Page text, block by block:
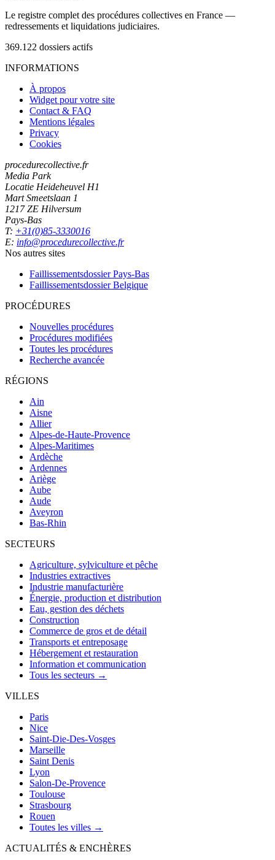
Le registre complet des procédures collectives en France —
redressements et liquidations judiciaires.
369.122 dossiers actifs
INFORMATIONS
À propos
Widget pour votre site
Contact & FAQ
Mentions légales
Privacy
Cookies
procedurecollective.fr
Media Park
Locatie Heideheuvel H1
Mart Smeetslaan 1
1217 ZE Hilversum
Pays-Bas
T: +31(0)85-3330016
E: info@procedurecollective.fr
Nos autres sites
Faillissementsdossier Pays-Bas
Faillissementsdossier Belgique
PROCÉDURES
Nouvelles procédures
Procédures modifiées
Toutes les procédures
Recherche avancée
RÉGIONS
Ain
Aisne
Allier
Alpes-de-Haute-Provence
Alpes-Maritimes
Ardèche
Ardennes
Ariège
Aube
Aude
Aveyron
Bas-Rhin
SECTEURS
Agriculture, sylviculture et pêche
Industries extractives
Industrie manufacturière
Énergie, production et distribution
Eau, gestion des déchets
Construction
Commerce de gros et de détail
Transports et entreposage
Hébergement et restauration
Information et communication
Tous les secteurs →
VILLES
Paris
Nice
Saint-Die-Des-Vosges
Marseille
Saint Denis
Lyon
Salon-De-Provence
Toulouse
Strasbourg
Rouen
Toutes les villes →
ACTUALITÉS & ENCHÈRES